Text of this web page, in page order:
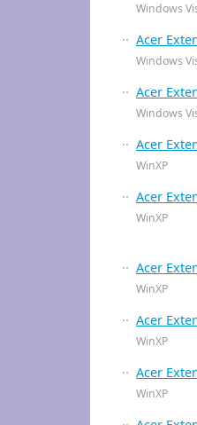
Windows
Acer
Windows
Acer
Windows
Acer
WinXP
Acer
WinXP
Acer
WinXP
Acer
WinXP
Acer
WinXP